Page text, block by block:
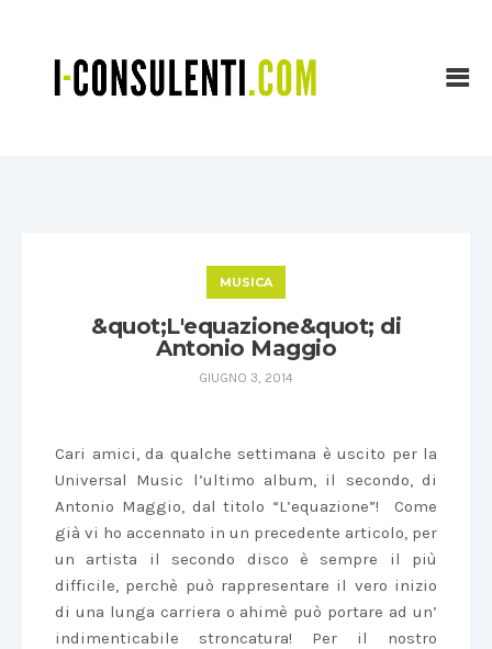
MUSICA
&quot;L'equazione&quot; di
Antonio Maggio
GIUGNO 3, 2014
Cari amici, da qualche settimana è uscito per la
Universal Music l’ultimo album, il secondo, di
Antonio Maggio, dal titolo “L’equazione”! Come
già vi ho accennato in un precedente articolo, per
un artista il secondo disco è sempre il più
difficile, perchè può rappresentare il vero inizio
di una lunga carriera o ahimè può portare ad un’
indimenticabile stroncatura! Per il nostro